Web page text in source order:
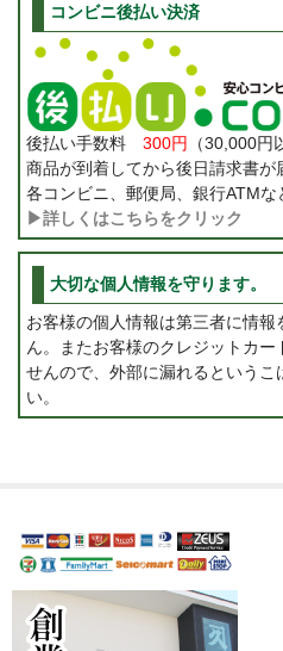
コンビニ後払い決済
後払い手数料 300円
（30,000円
商品が到着してから後日請求書が
各コンビニ、郵便局、銀行ATMな
▶詳しくはこちらをクリック
大切な個人情報を守ります。
お客様の個人情報は第三者に情
ん。またお客様のクレジットカ
せんので、外部に漏れるというこ
い。